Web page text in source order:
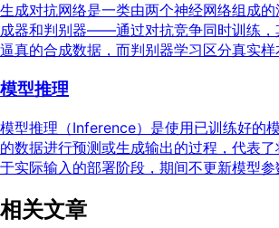
生成对抗网络是一类由两个神经网络组成
成器和判别器——通过对抗竞争同时训练，
逼真的合成数据，而判别器学习区分真实样
模型推理
模型推理（Inference）是使用已训练好的
的数据进行预测或生成输出的过程，代表
于实际输入的部署阶段，期间不更新模型参
相关文章